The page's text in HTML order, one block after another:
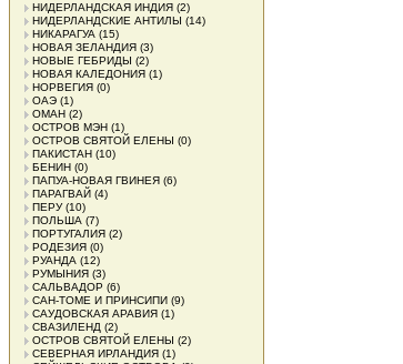
НИДЕРЛАНДСКАЯ ИНДИЯ (2)
НИДЕРЛАНДСКИЕ АНТИЛЫ (14)
НИКАРАГУА (15)
НОВАЯ ЗЕЛАНДИЯ (3)
НОВЫЕ ГЕБРИДЫ (2)
НОВАЯ КАЛЕДОНИЯ (1)
НОРВЕГИЯ (0)
ОАЭ (1)
ОМАН (2)
ОСТРОВ МЭН (1)
ОСТРОВ СВЯТОЙ ЕЛЕНЫ (0)
ПАКИСТАН (10)
БЕНИН (0)
ПАПУА-НОВАЯ ГВИНЕЯ (6)
ПАРАГВАЙ (4)
ПЕРУ(10)
ПОЛЬША (7)
ПОРТУГАЛИЯ (2)
РОДЕЗИЯ (0)
РУАНДА (12)
РУМЫНИЯ (3)
САЛЬВАДОР (6)
САН-ТОМЕ И ПРИНСИПИ (9)
САУДОВСКАЯ АРАВИЯ (1)
СВАЗИЛЕНД (2)
ОСТРОВ СВЯТОЙ ЕЛЕНЫ (2)
СЕВЕРНАЯ ИРЛАНДИЯ (1)